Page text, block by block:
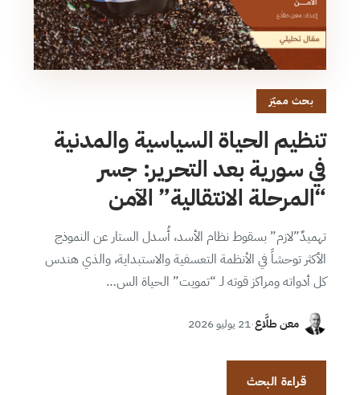
بحث مميّز
تنظيم الحياة السياسية والمدنية
في سورية بعد التحرير: جسر
“المرحلة الانتقالية” الآمن
تهميدٌ”لازم” بسقوط نظام الأسد، أُسدل الستار عن النموذج
الأكثر توحشاً في الأنظمة التعسفية والاستبداية، والذي هندس
كل أدواته ومراكز قوته لـ “تمويت” الحياة الس…
معن طلَّاع·21 يوليو 2026
قراءة البحث